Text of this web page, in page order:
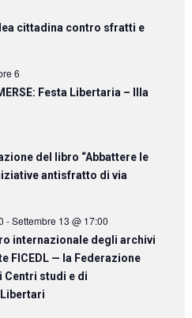
cittadina contro sfratti e
6
Festa Libertaria – IIIa
del libro “Abbattere le
antisfratto di via
-Settembre 13 @ 17:00
internazionale degli archivi
FICEDL — la Federazione
Centri studi e di